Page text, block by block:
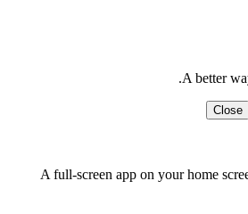
A better
.
Close
A full-screen app on your home